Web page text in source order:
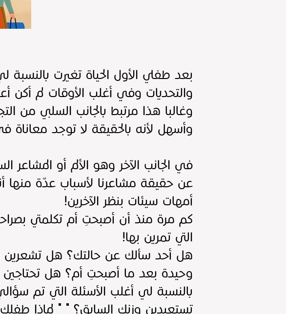
بعد طفلي الأول الحياة تغيرت
والتحديات وفي أغلب الأوقات لم أكن
وغالبا هذا مرتبط بالجانب السلبي من
وأسهل لأنه بالحقيقة لا توجد
في الجانب الآخر وهو الألم أو المشاعر
عن حقيقة مشاعرنا لأسباب عدّة منها
أمهات سيئات بنظر الآخرين!
كم مرة منذ أن أصبحتِ أم تكلمتي
التي تمرين بها!
هل أحد سألك عن حالتك؟ هل تشعرين
وحيدة بعد ما أصبحتِ أم؟ هل
بالنسبة لي أغلب الأسئلة التي تم
تستعيدين وزنك السابق؟ " " لماذا